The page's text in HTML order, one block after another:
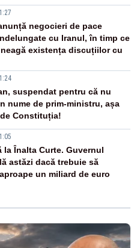
negocieri de pace
cu Iranul, în timp ce
existența discuțiilor cu
suspendat pentru că nu
nume de prim-ministru, așa
Constituția!
la Înalta Curte. Guvernul
astăzi dacă trebuie să
un miliard de euro